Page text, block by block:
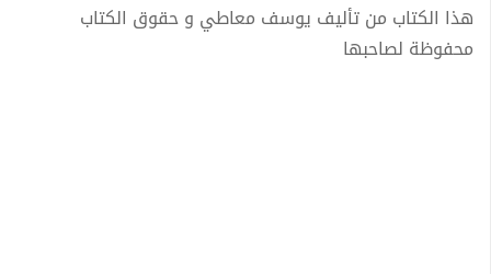
هذا الكتاب من تأليف يوسف معاطي و حقوق الكتاب
محفوظة لصاحبها